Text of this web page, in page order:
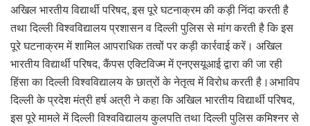
अखिल भारतीय विद्यार्थी परिषद, इस पूरे घटनाक्रम की कड़ी निंदा करती है
तथा दिल्ली विश्वविद्यालय प्रशासन व दिल्ली पुलिस से मांग करती है कि इस
पूरे घटनाक्रम में शामिल आपराधिक तत्वों पर कड़ी कार्रवाई करें। अखिल
भारतीय विद्यार्थी परिषद, कैंपस एक्टिविज्म में एनएसयूआई द्वारा की जा रही
हिंसा का दिल्ली विश्वविद्यालय के छात्रों के नेतृत्व में विरोध करती है।अभाविप
दिल्ली के प्रदेश मंत्री हर्ष अत्री ने कहा कि अखिल भारतीय विद्यार्थी परिषद,
इस पूरे मामले में दिल्ली विश्वविद्यालय कुलपति तथा दिल्ली पुलिस कमिश्नर से